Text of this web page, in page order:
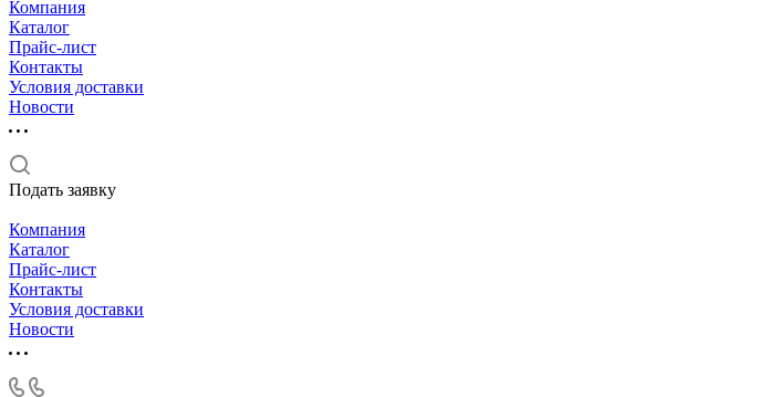
Компания
Каталог
Прайс-лист
Контакты
Условия доставки
Новости
Подать заявку
Компания
Каталог
Прайс-лист
Контакты
Условия доставки
Новости